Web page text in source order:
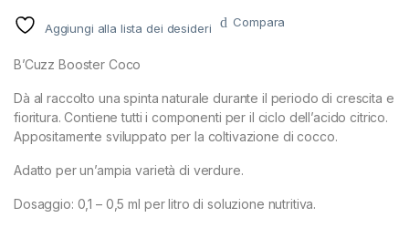
Aggiungi alla lista dei desideri Compara
B’Cuzz Booster Coco
Dà al raccolto una spinta naturale durante il periodo di crescita e
fioritura. Contiene tutti i componenti per il ciclo dell’acido citrico.
Appositamente sviluppato per la coltivazione di cocco.
Adatto per un’ampia varietà di verdure.
Dosaggio: 0,1 – 0,5 ml per litro di soluzione nutritiva.